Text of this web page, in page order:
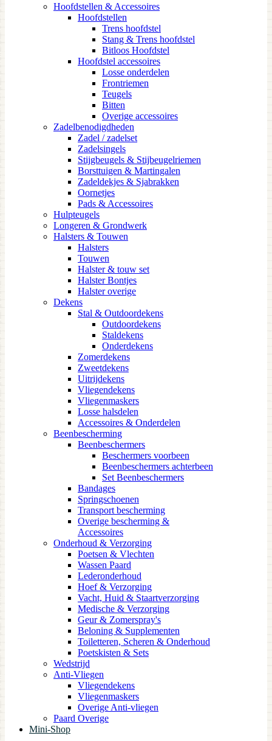
Hoofdstellen & Accessoires
Hoofdstellen
Trens hoofdstel
Stang & Trens hoofdstel
Bitloos Hoofdstel
Hoofdstel accessoires
Losse onderdelen
Frontriemen
Teugels
Bitten
Overige accessoires
Zadelbenodigdheden
Zadel / zadelset
Zadelsingels
Stijgbeugels & Stijbeugelriemen
Borsttuigen & Martingalen
Zadeldekjes & Sjabrakken
Oornetjes
Pads & Accessoires
Hulpteugels
Longeren & Grondwerk
Halsters & Touwen
Halsters
Touwen
Halster & touw set
Halster Bontjes
Halster overige
Dekens
Stal & Outdoordekens
Outdoordekens
Staldekens
Onderdekens
Zomerdekens
Zweetdekens
Uitrijdekens
Vliegendekens
Vliegenmaskers
Losse halsdelen
Accessoires & Onderdelen
Beenbescherming
Beenbeschermers
Beschermers voorbeen
Beenbeschermers achterbeen
Set Beenbeschermers
Bandages
Springschoenen
Transport bescherming
Overige bescherming &
Accessoires
Onderhoud & Verzorging
Poetsen & Vlechten
Wassen Paard
Lederonderhoud
Hoef & Verzorging
Vacht, Huid & Staartverzorging
Medische & Verzorging
Geur & Zomerspray's
Beloning & Supplementen
Toiletteren, Scheren & Onderhoud
Poetskisten & Sets
Wedstrijd
Anti-Vliegen
Vliegendekens
Vliegenmaskers
Overige Anti-vliegen
Paard Overige
Mini-Shop